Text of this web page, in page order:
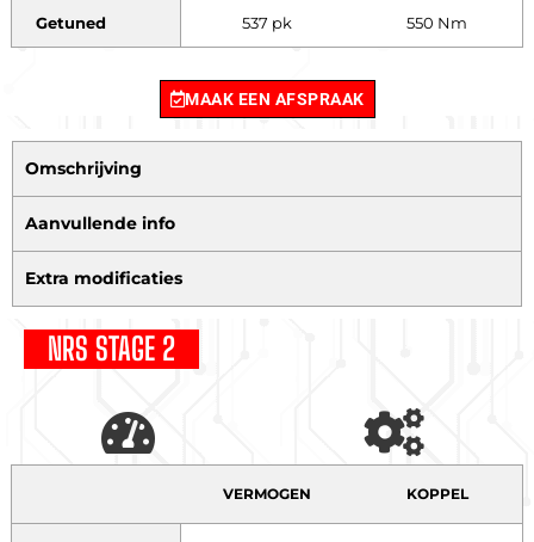
Getuned 537 pk 550 Nm
MAAK EEN AFSPRAAK
Omschrijving
Aanvullende info
Extra modificaties
NRS STAGE 2
VERMOGEN KOPPEL